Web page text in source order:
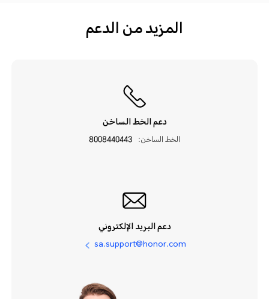
المزيد من الدعم
دعم الخط الساخن
الخط الساخن: 8008440443
دعم البريد الإلكتروني
sa.support@honor.com